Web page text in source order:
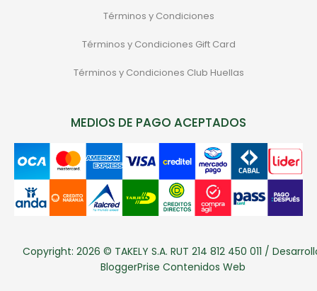
Términos y Condiciones
Términos y Condiciones Gift Card
Términos y Condiciones Club Huellas
MEDIOS DE PAGO ACEPTADOS
Copyright: 2026 © TAKELY S.A. RUT 214 812 450 011 /
BloggerPrise Contenidos Web